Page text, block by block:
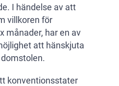
I händelse av att
villkoren för
månader, har en av
att hänskjuta
konventionsstater